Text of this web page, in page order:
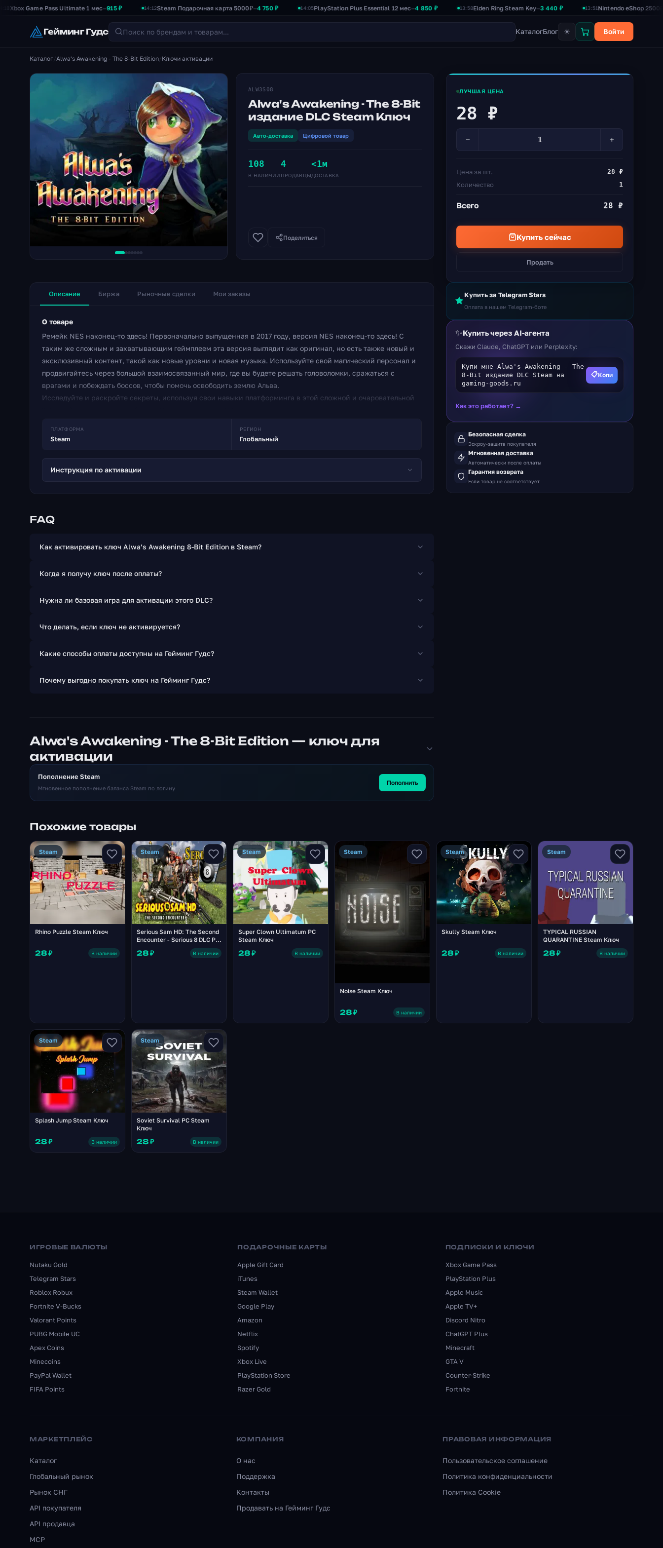
Pass Ultimate 1 мес—915 ₽ 14:12 Steam Подарочная карта 5000₽—4 750 ₽ 14:05 PlayStation Plus Essential 12 мес— 4 850 ₽ 13:58 Elden Ring Steam Key—3 440 ₽ 13:51 Nintendo eShop 2500₽—2 390
Гейминг Гудс КаталогБлог ☀ Войти
Каталог /Alwa's Awakening - The 8-Bit Edition/Ключи активации
ALW3S08
Alwa's Awakening - The 8-Bit
издание DLC Steam Ключ
Авто-доставка Цифровой товар
108
В НАЛИЧИИ
4
ПРОДАВЦЫ
<1м
ДОСТАВКА
Поделиться
Описание Биржа Рыночные сделки Мои заказы
О товаре
Ремейк NES наконец-то здесь! Первоначально выпущенная в 2017 году, версия NES наконец-то здесь! С
таким же сложным и захватывающим геймплеем эта версия выглядит как оригинал, но есть также новый и
эксклюзивный контент, такой как новые уровни и новая музыка. Используйте свой магический персонал и
продвигайтесь через большой взаимосвязанный мир, где вы будете решать головоломки, сражаться с
врагами и побеждать боссов, чтобы помочь освободить землю Альва.
Исследуйте и раскройте секреты, используя свои навыки платформинга в этой сложной и очаровательной
ПЛАТФОРМА
Steam
РЕГИОН
Глобальный
Инструкция по активации
FAQ
Как активировать ключ Alwa’s Awakening 8-Bit Edition в Steam?
Когда я получу ключ после оплаты?
Нужна ли базовая игра для активации этого DLC?
Что делать, если ключ не активируется?
Какие способы оплаты доступны на Гейминг Гудс?
Почему выгодно покупать ключ на Гейминг Гудс?
Alwa's Awakening - The 8-Bit Edition — ключ для
активации
Пополнение Steam
Мгновенное пополнение баланса Steam по логину
Пополнить
ЛУЧШАЯ ЦЕНА
28 ₽
− +
Цена за шт. 28 ₽
Количество 1
Всего 28 ₽
Купить сейчас
Продать
Купить за Telegram Stars
Оплата в нашем Telegram-боте
✨Купить через AI-агента
Скажи Claude, ChatGPT или Perplexity:
Купи мне Alwa's Awakening - The
8-Bit издание DLC Steam на
gaming-goods.ru
📋Копи
Как это работает? →
Безопасная сделка
Эскроу-защита покупателя
Мгновенная доставка
Автоматически после оплаты
Гарантия возврата
Если товар не соответствует
Похожие товары
Steam
Rhino Puzzle Steam Ключ
28 ₽ В наличии
Steam
Serious Sam HD: The Second
Encounter - Serious 8 DLC PC
28 ₽ В наличии
Steam
Super Clown Ultimatum PC
Steam Ключ
28 ₽ В наличии
Steam
Noise Steam Ключ
28 ₽ В наличии
Steam
Skully Steam Ключ
28 ₽ В наличии
Steam
TYPICAL RUSSIAN
QUARANTINE Steam Ключ
28 ₽ В наличии
Steam
Splash Jump Steam Ключ
28 ₽ В наличии
Steam
Soviet Survival PC Steam
Ключ
28 ₽ В наличии
ИГРОВЫЕ ВАЛЮТЫ
Nutaku Gold
Telegram Stars
Roblox Robux
Fortnite V-Bucks
Valorant Points
PUBG Mobile UC
Apex Coins
Minecoins
PayPal Wallet
FIFA Points
ПОДАРОЧНЫЕ КАРТЫ
Apple Gift Card
iTunes
Steam Wallet
Google Play
Amazon
Netflix
Spotify
Xbox Live
PlayStation Store
Razer Gold
ПОДПИСКИ И КЛЮЧИ
Xbox Game Pass
PlayStation Plus
Apple Music
Apple TV+
Discord Nitro
ChatGPT Plus
Minecraft
GTA V
Counter-Strike
Fortnite
МАРКЕТПЛЕЙС
Каталог
Глобальный рынок
Рынок СНГ
API покупателя
API продавца
MCP
КОМПАНИЯ
О нас
Поддержка
Контакты
Продавать на Гейминг Гудс
ПРАВОВАЯ ИНФОРМАЦИЯ
Пользовательское соглашение
Политика конфиденциальности
Политика Cookie